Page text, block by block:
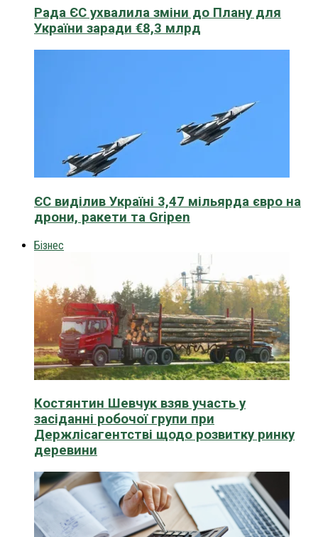
Рада ЄС ухвалила зміни до Плану для
України заради €8,3 млрд
ЄС виділив Україні 3,47 мільярда євро на
дрони, ракети та Gripen
Бізнес
Костянтин Шевчук взяв участь у
засіданні робочої групи при
Держлісагентстві щодо розвитку ринку
деревини